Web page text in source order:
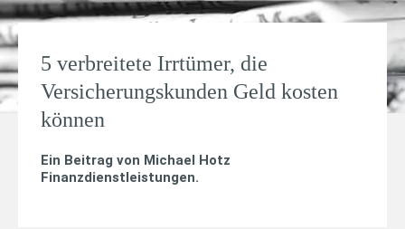
5 verbreitete Irrtümer, die
Versicherungskunden Geld kosten
können
Ein Beitrag von Michael Hotz
Finanzdienstleistungen.